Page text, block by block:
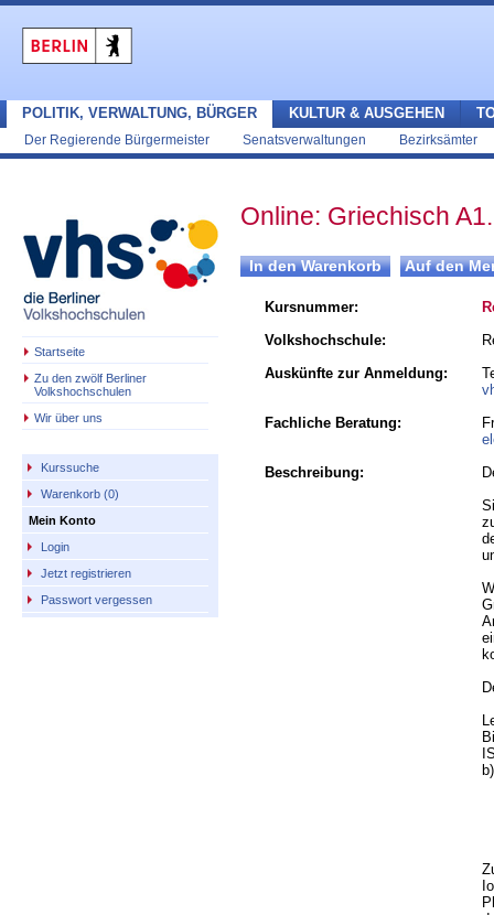
POLITIK, VERWALTUNG, BÜRGER
Der Regierende Bürgermeister Senatsverwaltungen Bezirksämter
KULTUR & AUSGEHEN
Startseite
Zu den zwölf Berliner
Volkshochschulen
Wir über uns
Kurssuche
Warenkorb (0)
Mein Konto
Login
Jetzt registrieren
Passwort vergessen
Online: Griechisch
Kursnummer:
Volkshochschule:
Auskünfte zur Anmeldung:
Fachliche Beratung:
Beschreibung: